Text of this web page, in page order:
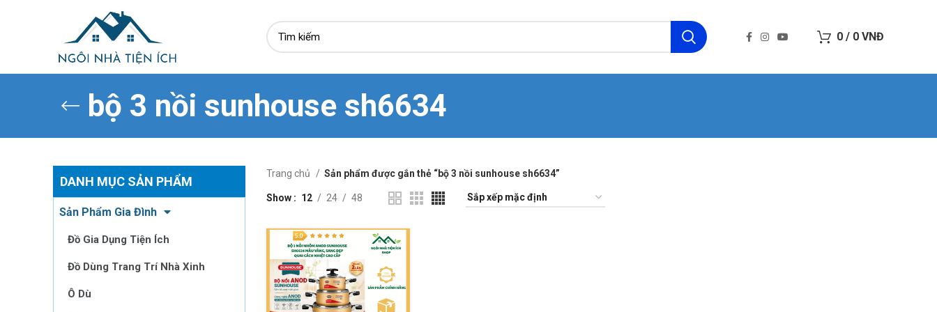
0 / 0 VNĐ
bộ 3 nồi sunhouse sh6634
DANH MỤC SẢN PHẨM
Sản Phẩm Gia Đình
Đồ Gia Dụng Tiện Ích
Đồ Dùng Trang Trí Nhà Xinh
Ô Dù
Trang chủ Sản phẩm được gắn thẻ “bộ 3 nồi sunhouse sh6634”
Show 12 24 48